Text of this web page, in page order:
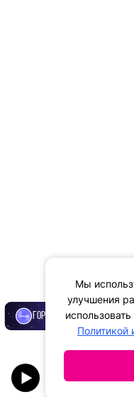
ГОРОСКОП
Мы
улучшения
Политикой